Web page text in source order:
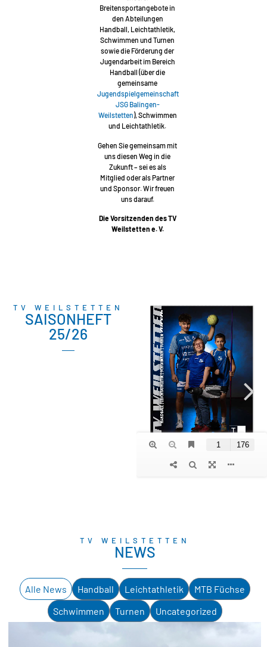
Breitensportangebote in
den Abteilungen
Handball, Leichtathletik,
Schwimmen und Turnen
sowie die Förderung der
Jugendarbeit im Bereich
Handball (über die
gemeinsame
Jugendspielgemeinschaft
JSG Balingen-
Weilstetten), Schwimmen
und Leichtathletik.
Gehen Sie gemeinsam mit
uns diesen Weg in die
Zukunft – sei es als
Mitglied oder als Partner
und Sponsor. Wir freuen
uns darauf.
Die Vorsitzenden des TV
Weilstetten e. V.
TV WEILSTETTEN
SAISONHEFT
25/26
TV WEILSTETTEN
NEWS
Handball Leichtathletik
MTB Füchse
Schwimmen
Turnen Uncategorized
Alle News